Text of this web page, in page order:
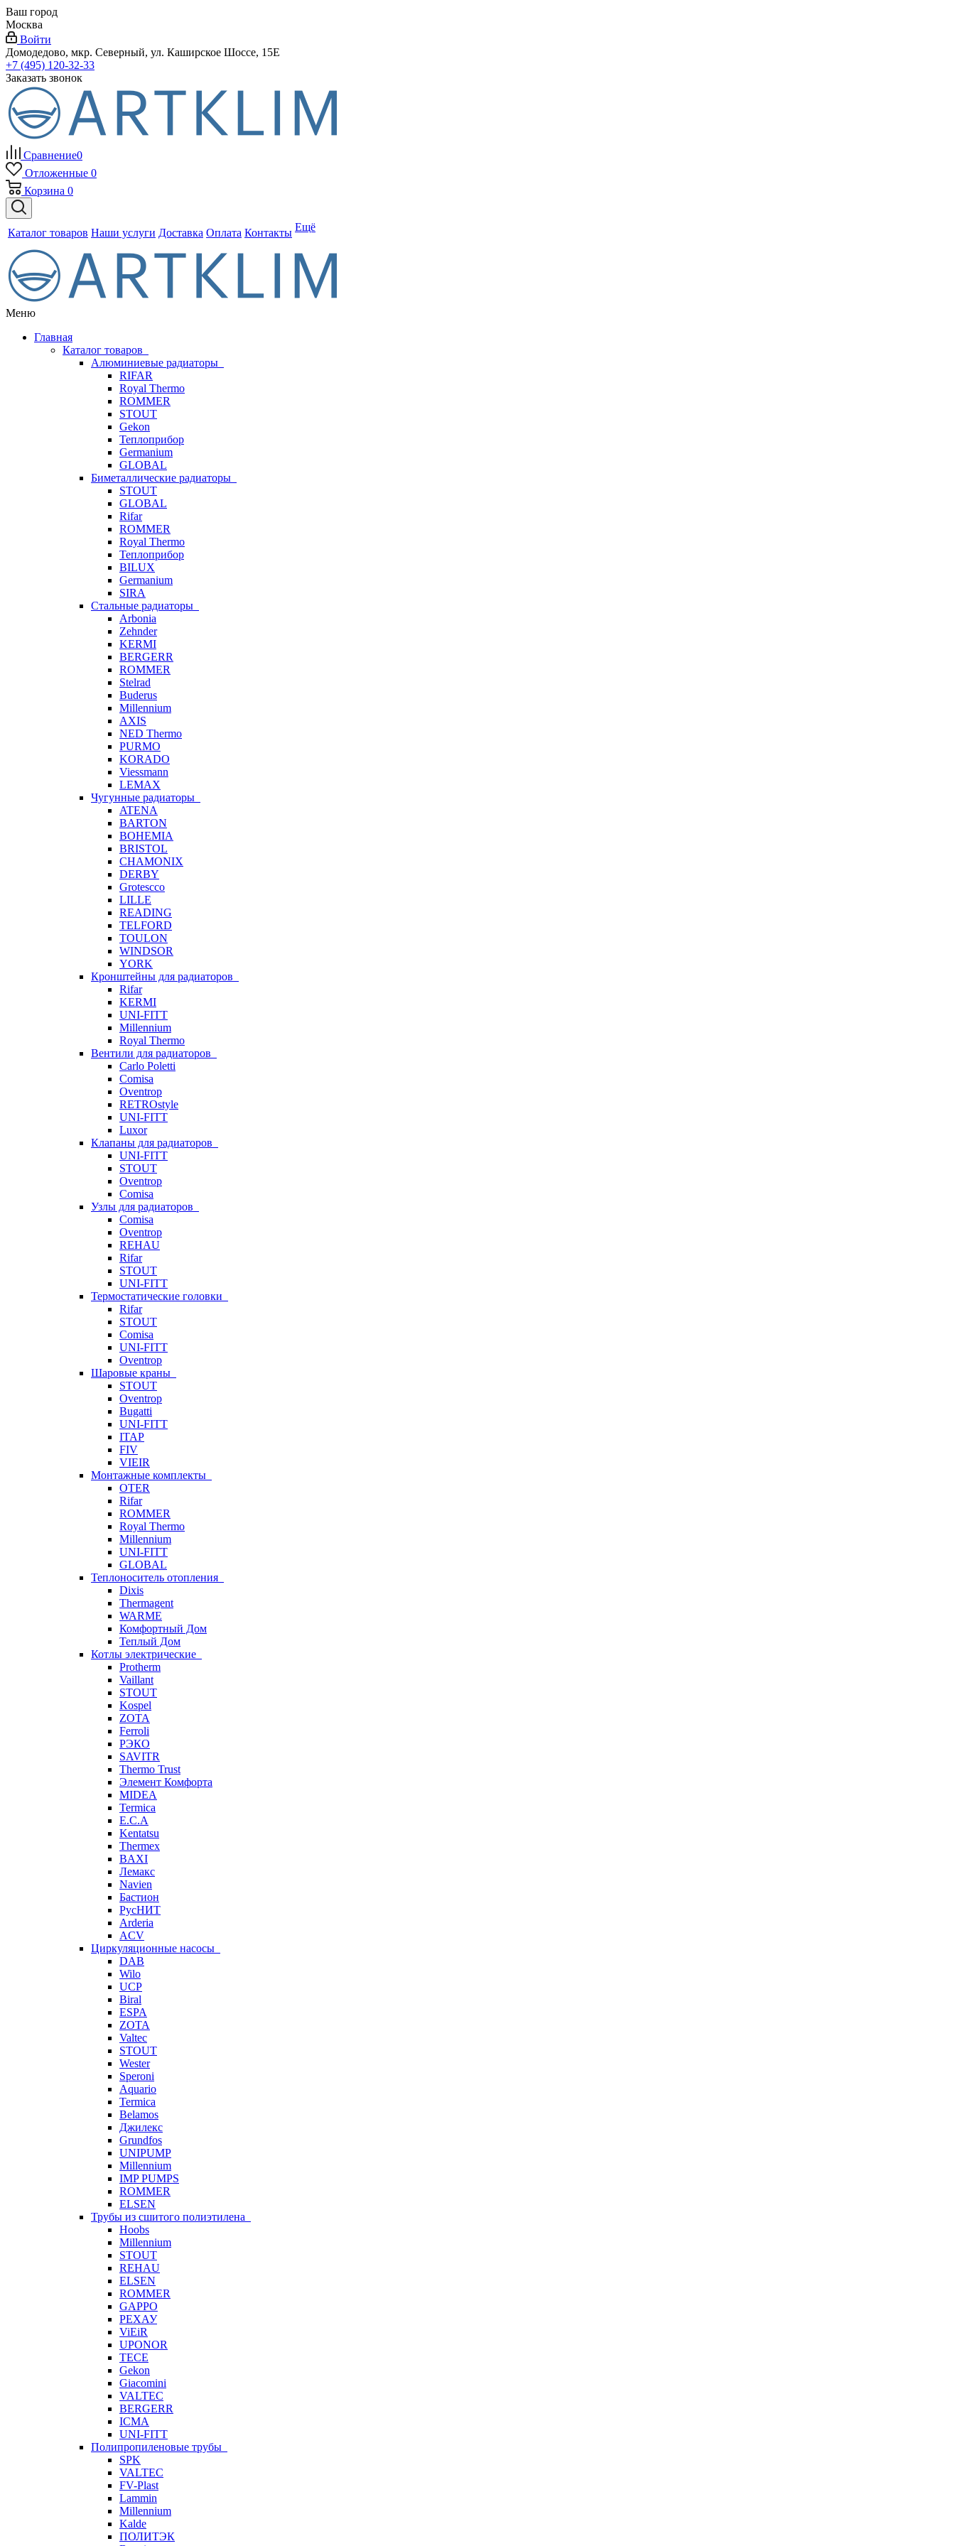
Ваш город
Москва
Войти
Домодедово, мкр. Северный, ул. Каширское Шоссе, 15Е
+7 (495) 120-32-33
Заказать звонок
Сравнение0
Отложенные 0
Корзина 0
Каталог товаров Наши услуги Доставка Оплата Контакты Ещё
Меню
Главная
Каталог товаров
Алюминиевые радиаторы
RIFAR
Royal Thermo
ROMMER
STOUT
Gekon
Теплоприбор
Germanium
GLOBAL
Биметаллические радиаторы
STOUT
GLOBAL
Rifar
ROMMER
Royal Thermo
Теплоприбор
BILUX
Germanium
SIRA
Стальные радиаторы
Arbonia
Zehnder
KERMI
BERGERR
ROMMER
Stelrad
Buderus
Millennium
AXIS
NED Thermo
PURMO
KORADO
Viessmann
LEMAX
Чугунные радиаторы
ATENA
BARTON
BOHEMIA
BRISTOL
CHAMONIX
DERBY
Grotescco
LILLE
READING
TELFORD
TOULON
WINDSOR
YORK
Кронштейны для радиаторов
Rifar
KERMI
UNI-FITT
Millennium
Royal Thermo
Вентили для радиаторов
Carlo Poletti
Comisa
Oventrop
RETROstyle
UNI-FITT
Luxor
Клапаны для радиаторов
UNI-FITT
STOUT
Oventrop
Comisa
Узлы для радиаторов
Comisa
Oventrop
REHAU
Rifar
STOUT
UNI-FITT
Термостатические головки
Rifar
STOUT
Comisa
UNI-FITT
Oventrop
Шаровые краны
STOUT
Oventrop
Bugatti
UNI-FITT
ITAP
FIV
VIEIR
Монтажные комплекты
OTER
Rifar
ROMMER
Royal Thermo
Millennium
UNI-FITT
GLOBAL
Теплоноситель отопления
Dixis
Thermagent
WARME
Комфортный Дом
Теплый Дом
Котлы электрические
Protherm
Vaillant
STOUT
Kospel
ZOTA
Ferroli
РЭКО
SAVITR
Thermo Trust
Элемент Комфорта
MIDEA
Termica
E.C.A
Kentatsu
Thermex
BAXI
Лемакс
Navien
Бастион
РусНИТ
Arderia
ACV
Циркуляционные насосы
DAB
Wilo
UCP
Biral
ESPA
ZOTA
Valtec
STOUT
Wester
Speroni
Aquario
Termica
Belamos
Джилекс
Grundfos
UNIPUMP
Millennium
IMP PUMPS
ROMMER
ELSEN
Трубы из сшитого полиэтилена
Hoobs
Millennium
STOUT
REHAU
ELSEN
ROMMER
GAPPO
РЕХАУ
ViEiR
UPONOR
TECE
Gekon
Giacomini
VALTEC
BERGERR
ICMA
UNI-FITT
Полипропиленовые трубы
SPK
VALTEC
FV-Plast
Lammin
Millennium
Kalde
ПОЛИТЭК